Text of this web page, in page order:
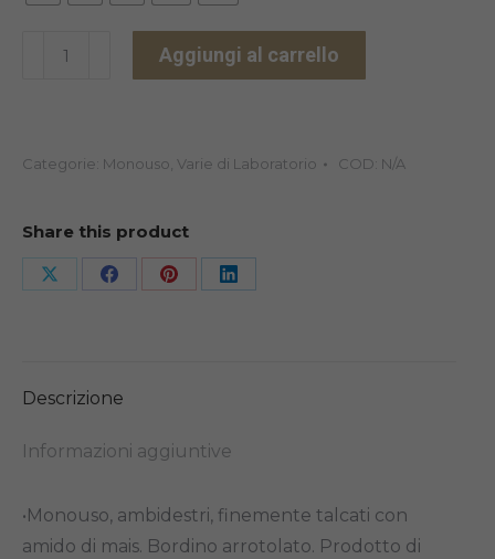
GUANTI
1X100PZ
Aggiungi al carrello
Categorie: Monouso Varie di Laboratorio COD: N/A
Share this product
Share
Share Share Share
Descrizione
Informazioni aggiuntive
•Monouso, ambidestri, finemente talcati con
amido di mais. Bordino arrotolato. Prodotto di